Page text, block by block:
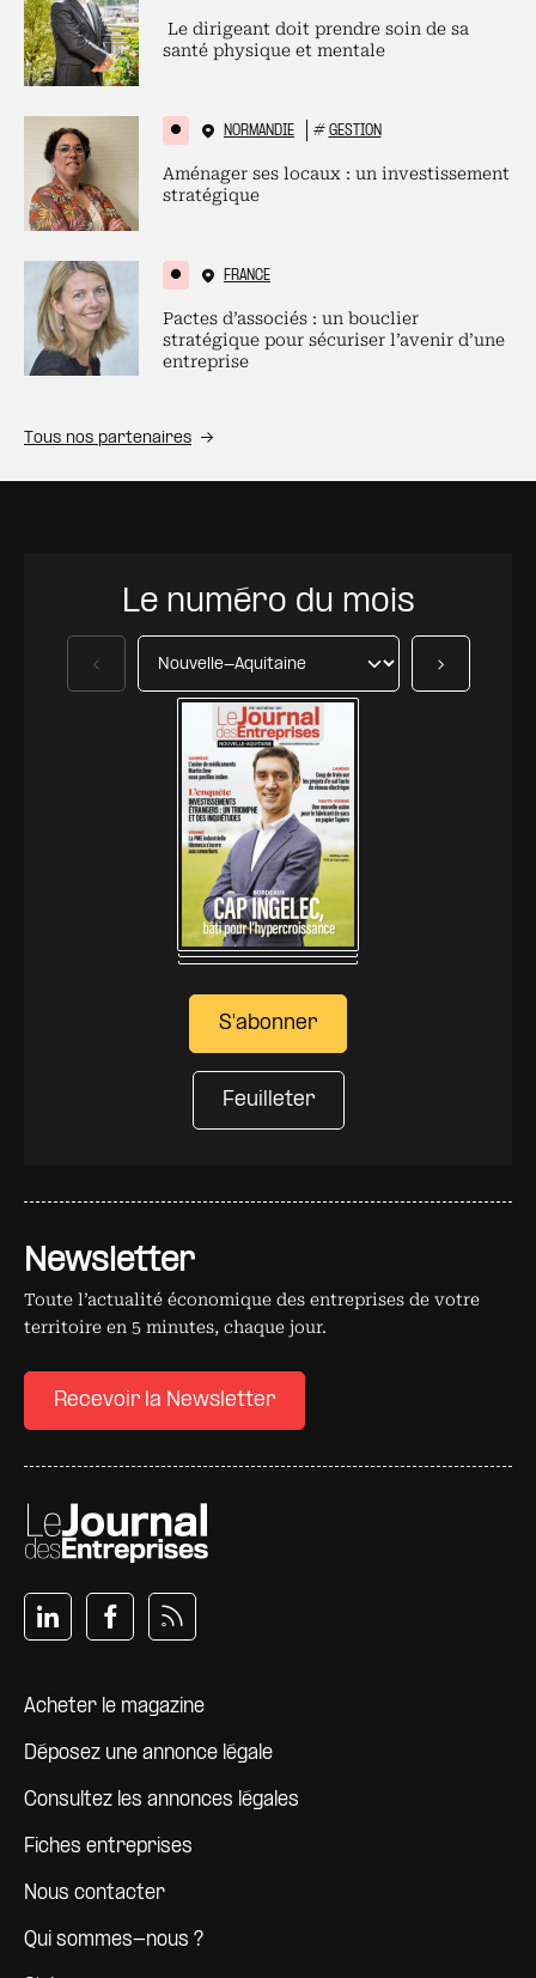
Le dirigeant doit prendre soin de sa
santé physique et mentale
NORMANDIE # GESTION
Aménager ses locaux : un investissement
stratégique
FRANCE
Pactes d’associés : un bouclier
stratégique pour sécuriser l’avenir d’une
entreprise
Tous nos partenaires
Newsletter
Toute l’actualité économique des entreprises de votre
territoire en 5 minutes, chaque jour.
Recevoir la Newsletter
Pied de page
Acheter le magazine
Déposez une annonce légale
Consultez les annonces légales
Fiches entreprises
Nous contacter
Qui sommes-nous ?
Le numéro du mois
S'abonner
Feuilleter
Précédent Suivant